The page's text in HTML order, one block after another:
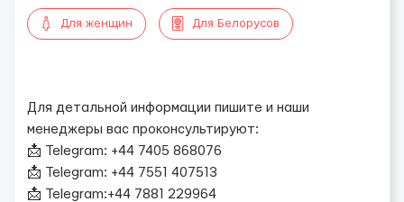
Для женщин Для Белорусов
Для детальной информации пишите и наши
менеджеры вас проконсультируют:
📩 Telegram: +44 7405 868076
📩 Telegram: +44 7551 407513
📩 Telegram:+44 7881 229964